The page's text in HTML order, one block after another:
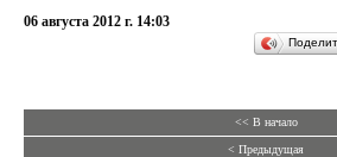
06 августа 2012 г. 14:03
<< В начало
< Предыдущая